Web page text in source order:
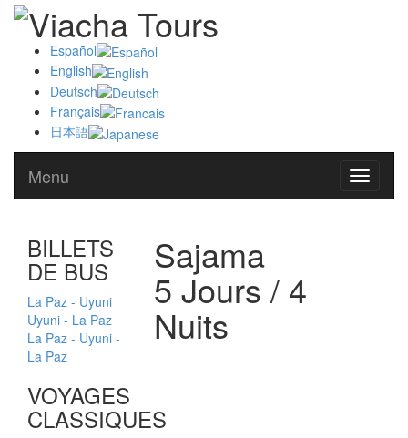
Español
English
Deutsch
Français
日本語
Menu
BILLETS
DE BUS
La Paz - Uyuni
Uyuni - La Paz
La Paz - Uyuni -
La Paz
VOYAGES
CLASSIQUES
Sajama
5 Jours / 4
Nuits